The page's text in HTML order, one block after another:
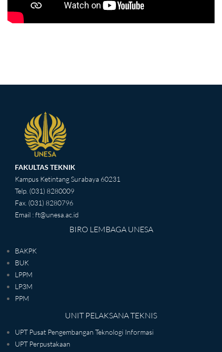
FAKULTAS TEKNIK
Kampus Ketintang Surabaya 60231
Telp. (031) 8280009
Fax. (031) 8280796
Email : ft@unesa.ac.id
BIRO LEMBAGA UNESA
BAKPK
BUK
LPPM
LP3M
PPM
UNIT PELAKSANA TEKNIS
UPT Pusat Pengembangan Teknologi Informasi
UPT Perpustakaan